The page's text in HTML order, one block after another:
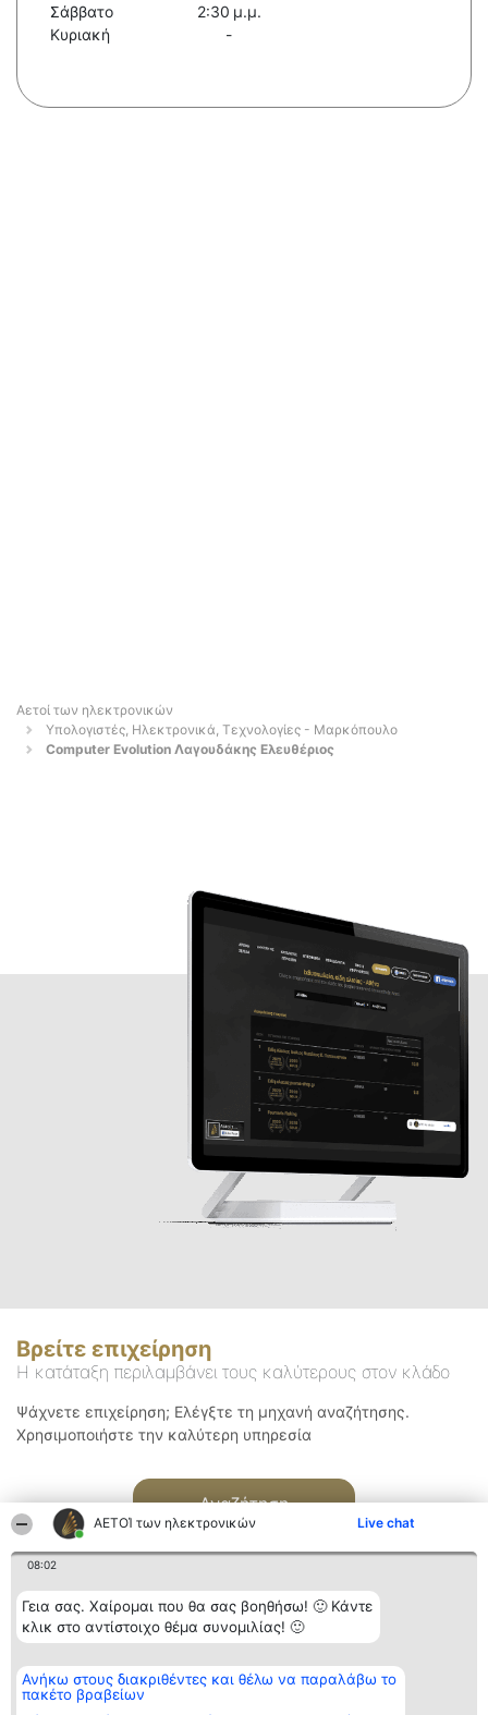
ΑΕΤΟΊ των ηλεκτρονικών Live chat
08:02
Γεια σας. Χαίρομαι που θα σας βοηθήσω! 🙂 Κάντε
κλικ στο αντίστοιχο θέμα συνομιλίας! 🙂
Ανήκω στους διακριθέντες και θέλω να παραλάβω το
πακέτο βραβείων
Σάββατο
2:30 μ.μ.
Κυριακή
-
Αετοί των ηλεκτρονικών
Υπολογιστές, Ηλεκτρονικά, Τεχνολογίες - Μαρκόπουλο
Computer Evolution Λαγουδάκης Ελευθέριος
Βρείτε επιχείρηση
Η κατάταξη περιλαμβάνει τους καλύτερους στον κλάδο
Ψάχνετε επιχείρηση; Ελέγξτε τη μηχανή αναζήτησης.
Χρησιμοποιήστε την καλύτερη υπηρεσία
Αναζήτηση
Διοργανωτής της
κατάταξης
BEAUTIFUL COMPANY
Κατάταξη
Διακριθέντες
των
Επικοινωνία
Επικοινωνία